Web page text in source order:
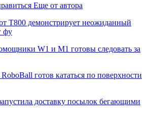
Еще от автора
Т800 демонстрирует неожиданный
фу
W1 и M1 готовы следовать за
готов кататься по поверхности
доставку посылок бегающими